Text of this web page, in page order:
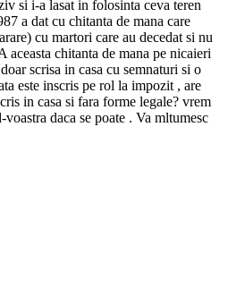
si i-a lasat in folosinta ceva teren
a dat cu chitanta de mana care
cu martori care au decedat si nu
chitanta de mana pe nicaieri
scrisa in casa cu semnaturi si o
este inscris pe rol la impozit , are
in casa si fara forme legale? vrem
daca se poate . Va mltumesc